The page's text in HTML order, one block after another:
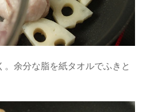
余分な脂を紙タオルでふきと